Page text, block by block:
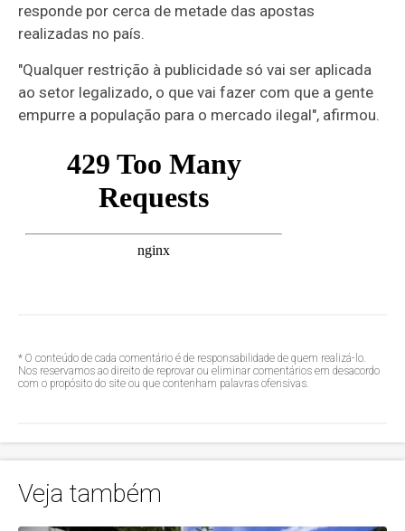
responde por cerca de metade das apostas
realizadas no país.
"Qualquer restrição à publicidade só vai ser aplicada
ao setor legalizado, o que vai fazer com que a gente
empurre a população para o mercado ilegal", afirmou.
* O conteúdo de cada comentário é de responsabilidade de quem realizá-lo.
Nos reservamos ao direito de reprovar ou eliminar comentários em desacordo
com o propósito do site ou que contenham palavras ofensivas.
Veja também